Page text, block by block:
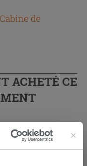
Cabine de
ACHETÉ CE